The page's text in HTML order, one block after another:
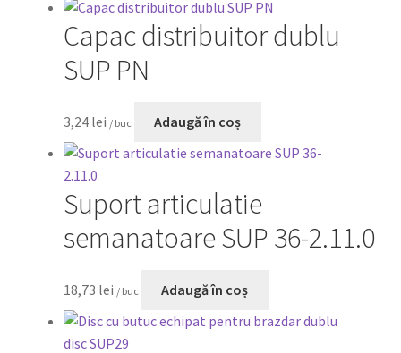
Contact
Capac distribuitor dublu
SUP PN
3,24 lei / buc Adaugă în coș
Suport articulatie
semanatoare SUP 36-2.11.0
18,73 lei / buc Adaugă în coș